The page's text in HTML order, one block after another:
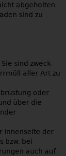
abgeholten
sind zu
sind zweck-
aller Art zu
oder
über die
Innenseite der
bzw. bei
auch auf